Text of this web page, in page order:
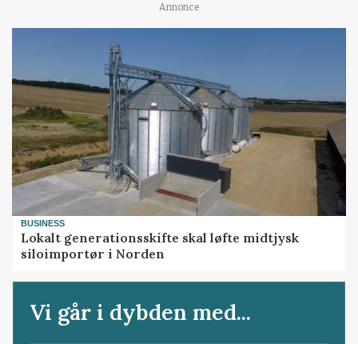
Annonce
BUSINESS
Lokalt generationsskifte skal løfte midtjysk
siloimportør i Norden
Vi går i dybden med...